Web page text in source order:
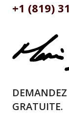
+1 (819)
GRATUITE.